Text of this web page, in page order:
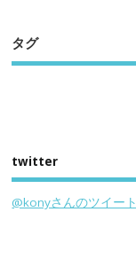
タグ
twitter
@konyさんのツイート